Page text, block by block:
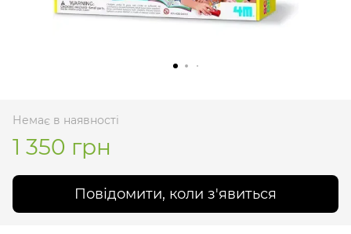
Немає в наявності
1 350 грн
Повідомити, коли з'явиться